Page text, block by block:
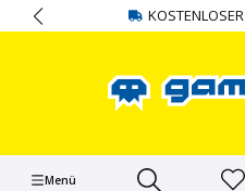
springen
Menü